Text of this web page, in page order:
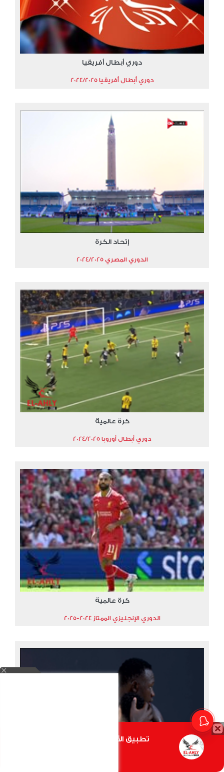
دوري أبطال أفريقيا
دوري أبطال أفريقيا 2024/2025
إتحاد الكرة
الدوري المصري 2024/2025
كرة عالمية
دوري أبطال أوروبا 2024/2025
كرة عالمية
الدوري الإنجليزي الممتاز 2024-2025
تطبيق الأهلي.كوم متاح الأن